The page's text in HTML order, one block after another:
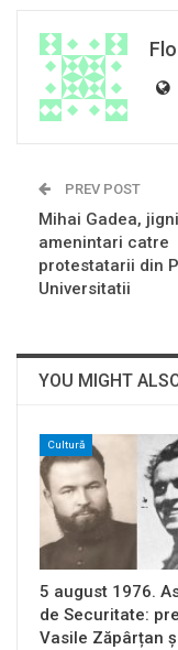
PREV POST
Mihai Gadea,
amenintari catre
protestatarii din
Universitatii
YOU MIGHT
Cultură
5 august 1976.
de Securitate:
Vasile Zăpârțan